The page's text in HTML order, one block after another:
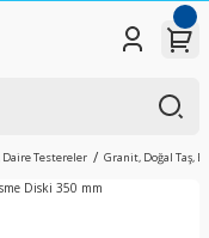
Daire Testereler Granit, Doğal Taş,